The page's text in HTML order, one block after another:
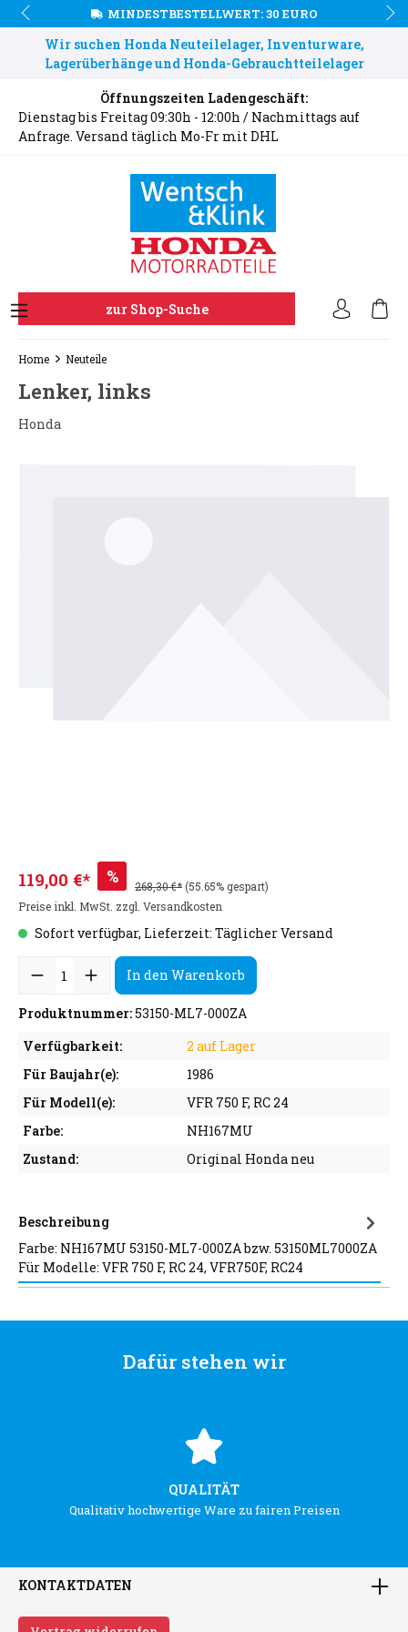
MINDESTBESTELLWERT: 30 EURO
Wir suchen Honda Neuteilelager, Inventurware,
Lagerüberhänge und Honda-Gebrauchtteilelager
Öffnungszeiten Ladengeschäft:
Dienstag bis Freitag 09:30h - 12:00h / Nachmittags auf
Anfrage. Versand täglich Mo-Fr mit DHL
zur Shop-Suche
Home Neuteile
Lenker, links
Honda
119,00 €* % 268,30 €*(55.65% gespart)
Preise inkl. MwSt. zzgl. Versandkosten
Sofort verfügbar, Lieferzeit: Täglicher Versand
In den Warenkorb
Produktnummer:53150-ML7-000ZA
Verfügbarkeit:
2 auf Lager
Für Baujahr(e):
1986
Für Modell(e):
VFR 750 F, RC 24
Farbe:
NH167MU
Zustand:
Original Honda neu
Beschreibung
Farbe: NH167MU 53150-ML7-000ZA bzw. 53150ML7000ZA
Für Modelle: VFR 750 F, RC 24, VFR750F, RC24
Dafür stehen wir
QUALITÄT
Qualitativ hochwertige Ware zu fairen Preisen
KONTAKTDATEN